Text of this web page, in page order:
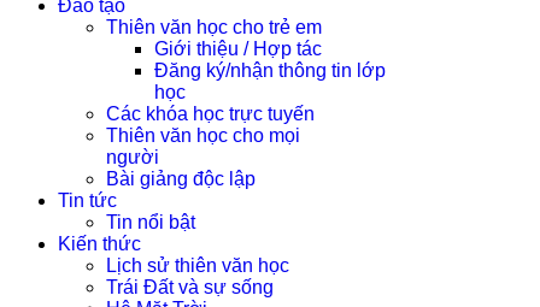
Đào tạo
Thiên văn học cho trẻ em
Giới thiệu / Hợp tác
Đăng ký/nhận thông tin lớp
học
Các khóa học trực tuyến
Thiên văn học cho mọi
người
Bài giảng độc lập
Tin tức
Tin nổi bật
Kiến thức
Lịch sử thiên văn học
Trái Đất và sự sống